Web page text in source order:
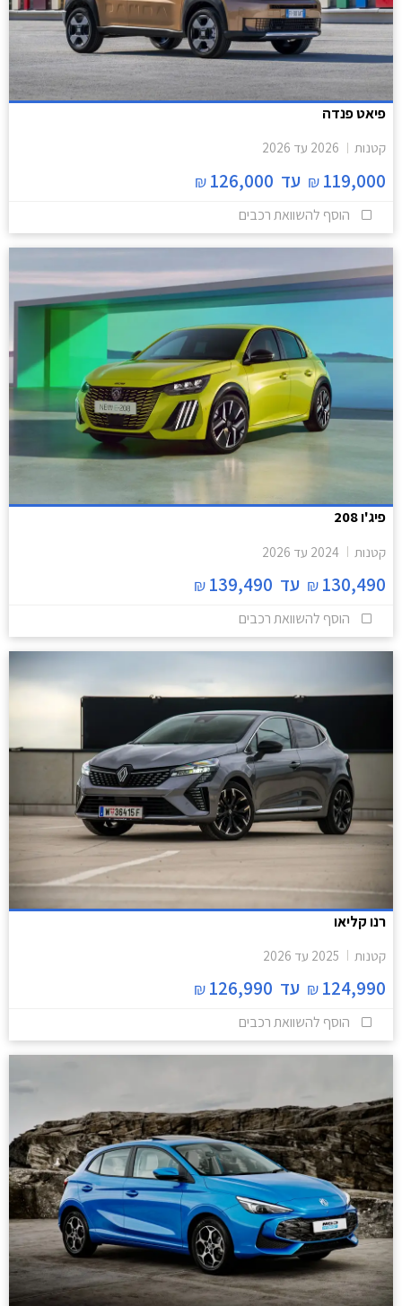
פיאט פנדה
קטנות 2026 עד 2026
119,000
₪ עד 126,000
₪
הוסף להשוואת רכבים
פיג'ו 208
קטנות 2024 עד 2026
130,490
₪ עד 139,490
₪
הוסף להשוואת רכבים
רנו קליאו
קטנות 2025 עד 2026
124,990
₪ עד 126,990
₪
הוסף להשוואת רכבים